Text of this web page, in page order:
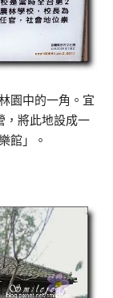
園中的一角。宜
，將此地設成一
館」。